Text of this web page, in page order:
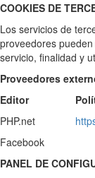
COOKIES DE
Los servicios de
proveedores
servicio, finalidad y
Proveedores
Editor
PHP.net
Facebook
PANEL DE